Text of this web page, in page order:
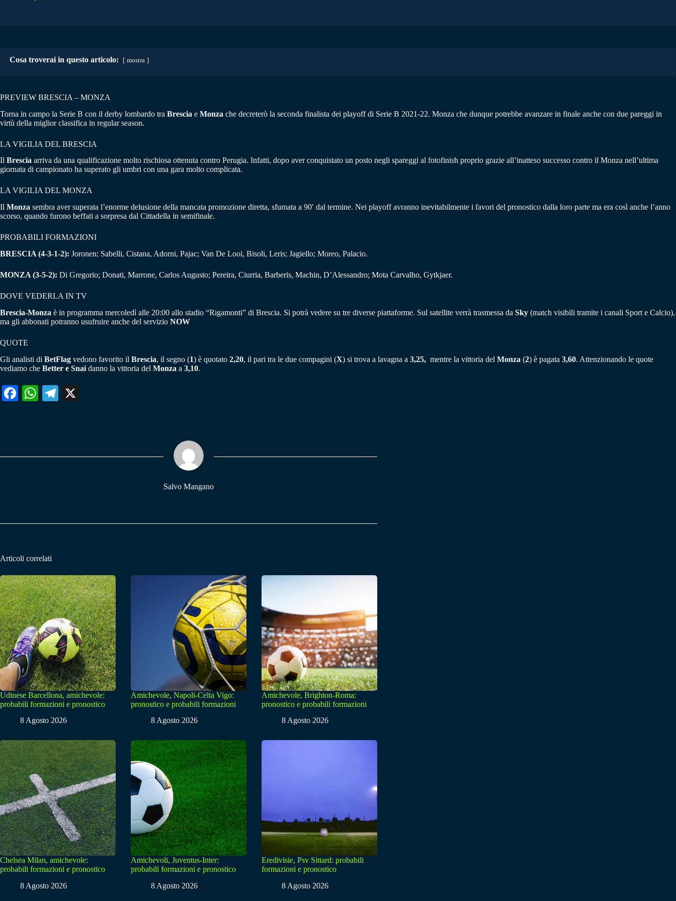
Cosa troverai in questo articolo: mostra
PREVIEW BRESCIA – MONZA
Torna in campo la Serie B con il derby lombardo tra Brescia e Monza che decreterò la seconda finalista dei playoff di Serie B 2021-22. Monza che dunque potrebbe avanzare in finale anche con due pareggi in
virtù della miglior classifica in regular season.
LA VIGILIA DEL BRESCIA
Il Brescia arriva da una qualificazione molto rischiosa ottenuta contro Perugia. Infatti, dopo aver conquistato un posto negli spareggi al fotofinish proprio grazie all’inatteso successo contro il Monza nell’ultima
giornata di campionato ha superato gli umbri con una gara molto complicata.
LA VIGILIA DEL MONZA
Il Monza sembra aver superata l’enorme delusione della mancata promozione diretta, sfumata a 90′ dal termine. Nei playoff avranno inevitabilmente i favori del pronostico dalla loro parte ma era così anche l’anno
scorso, quando furono beffati a sorpresa dal Cittadella in semifinale.
PROBABILI FORMAZIONI
BRESCIA (4-3-1-2): Joronen; Sabelli, Cistana, Adorni, Pajac; Van De Looi, Bisoli, Leris; Jagiello; Moreo, Palacio.
MONZA (3-5-2): Di Gregorio; Donati, Marrone, Carlos Augusto; Pereira, Ciurria, Barberis, Machin, D’Alessandro; Mota Carvalho, Gytkjaer.
DOVE VEDERLA IN TV
Brescia-Monza è in programma mercoledì alle 20:00 allo stadio “Rigamonti” di Brescia. Si potrà vedere su tre diverse piattaforme. Sul satellite verrà trasmessa da Sky (match visibili tramite i canali Sport e Calcio),
ma gli abbonati potranno usufruire anche del servizio NOW
QUOTE
Gli analisti di BetFlag vedono favorito il Brescia, il segno (1) è quotato 2,20, il pari tra le due compagini (X) si trova a lavagna a 3,25, mentre la vittoria del Monza (2) è pagata 3,60. Attenzionando le quote
vediamo che Better e Snai danno la vittoria del Monza a 3,10.
Fa W
pp
Te
m
Salvo Mangano
Articoli correlati
Udinese Barcellona, amichevole:
probabili formazioni e pronostico
8 Agosto 2026
Amichevole, Napoli-Celta Vigo:
pronostico e probabili formazioni
8 Agosto 2026
Amichevole, Brighton-Roma:
pronostico e probabili formazioni
8 Agosto 2026
Chelsea Milan, amichevole:
probabili formazioni e pronostico
8 Agosto 2026
Amichevoli, Juventus-Inter:
probabili formazioni e pronostico
8 Agosto 2026
Eredivisie, Psv Sittard: probabili
formazioni e pronostico
8 Agosto 2026